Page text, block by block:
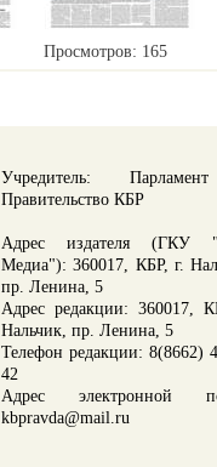
Просмотров: 165
Учредитель:
Правительство КБР
Адрес издателя (ГКУ
Медиа"): 360017, КБР, г.
пр. Ленина, 5
Адрес редакции: 360017,
Нальчик, пр. Ленина, 5
Телефон редакции: 8(8662)
42
Адрес электронной
kbpravda@mail.ru